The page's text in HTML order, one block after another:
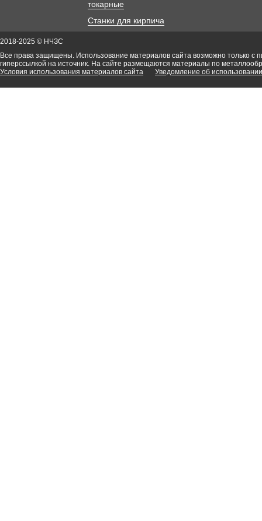
токарные
Станки для кирпича
2018-2025 © НЧЗС
Все права защищены. Использование материалов сайта возможно только с
гиперссылкой на источник. На сайте размещаются материалы по
Условия использования материалов сайта
Уведомление об